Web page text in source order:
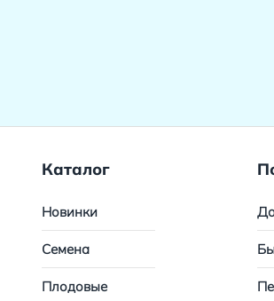
Каталог
Новинки
Семена
Плодовые